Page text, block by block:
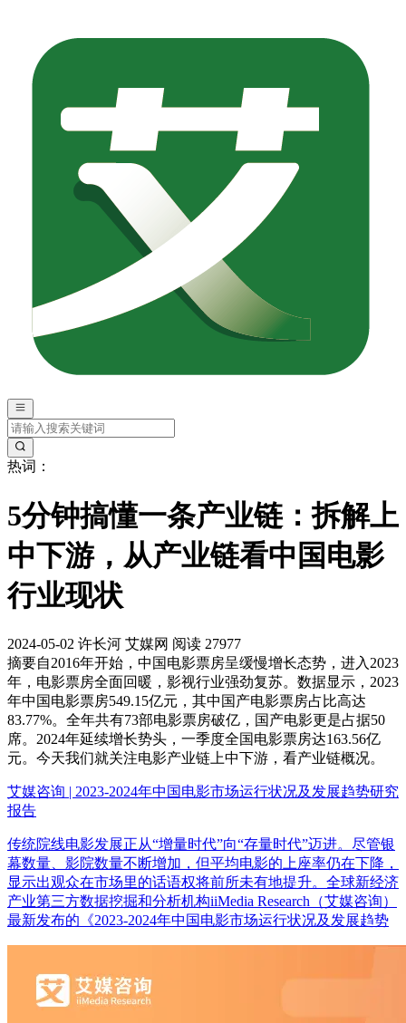
热词：
5分钟搞懂一条产业链：拆解上
中下游，从产业链看中国电影
行业现状
2024-05-02 许长河 艾媒网 阅读 27977
摘要自2016年开始，中国电影票房呈缓慢增长态势，进入2023
年，电影票房全面回暖，影视行业强劲复苏。数据显示，2023
年中国电影票房549.15亿元，其中国产电影票房占比高达
83.77%。全年共有73部电影票房破亿，国产电影更是占据50
席。2024年延续增长势头，一季度全国电影票房达163.56亿
元。今天我们就关注电影产业链上中下游，看产业链概况。
艾媒咨询 | 2023-2024年中国电影市场运行状况及发展趋势研究
报告
传统院线电影发展正从“增量时代”向“存量时代”迈进。尽管银
幕数量、影院数量不断增加，但平均电影的上座率仍在下降，
显示出观众在市场里的话语权将前所未有地提升。全球新经济
产业第三方数据挖掘和分析机构iiMedia Research（艾媒咨询）
最新发布的《2023-2024年中国电影市场运行状况及发展趋势